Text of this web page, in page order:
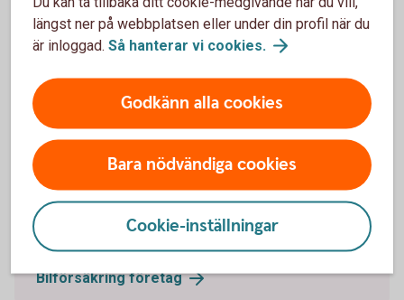
Ramavtalsportalen
Trygghet med en bilförsäkring
Behöver du en bilförsäkring till din företagsbil? Våra
försäkringar har ett omfattande skydd och smidig
skadehantering. Försäkringen gäller även vid leasing
av bil. Försäkringsgivare är Tre Kronor Försäkring AB.
Bilförsäkringföretag
längst ner på webbplatsen eller under din profil när du
är inloggad. Så hanterar vi cookies.
Godkänn alla cookies
Bara nödvändiga cookies
Cookie-inställningar